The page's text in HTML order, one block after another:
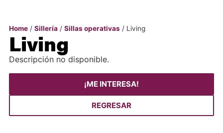
Home/ Sillería / Sillas operativas / Living
Living
Descripción no disponible.
¡ME INTERESA!
REGRESAR